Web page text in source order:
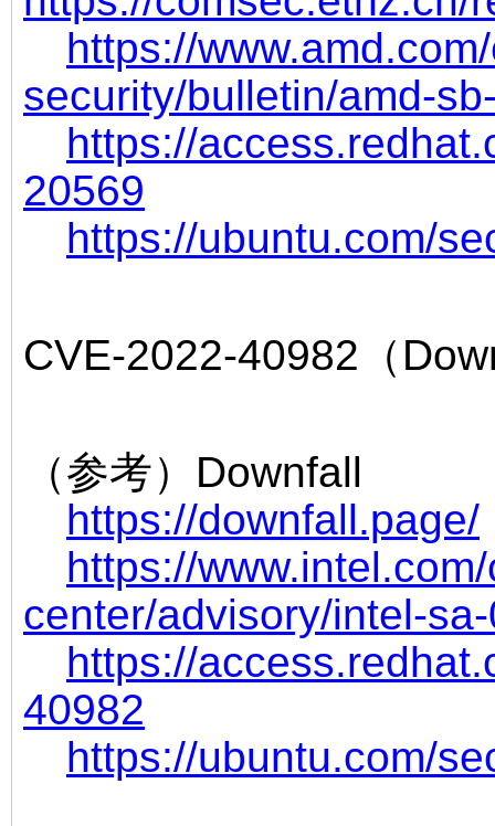
https://
security/bulletin/amd-
https://
20569
https://ubuntu.com/
CVE-2022-40982（
（参考）Downfall
https://downfall.page/
https://
center/advisory/intel-
https://
40982
https://ubuntu.com/